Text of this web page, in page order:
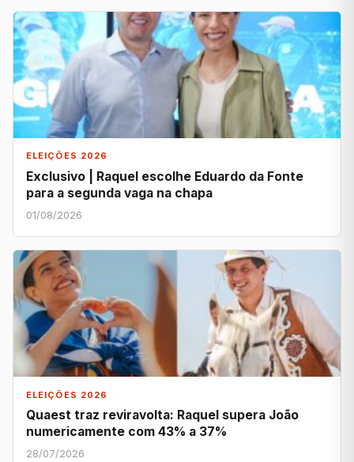
ELEIÇÕES 2026
Exclusivo | Raquel escolhe Eduardo da Fonte
para a segunda vaga na chapa
01/08/2026
ELEIÇÕES 2026
Quaest traz reviravolta: Raquel supera João
numericamente com 43% a 37%
28/07/2026